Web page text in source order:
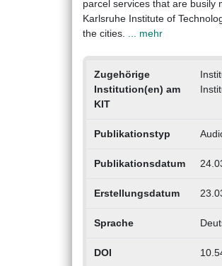
parcel services that are busily
Karlsruhe Institute of
the cities.
... mehr
Zugehörige
Institution(en) am
KIT
Publikationstyp
Publikationsdatum
Erstellungsdatum
Sprache
DOI